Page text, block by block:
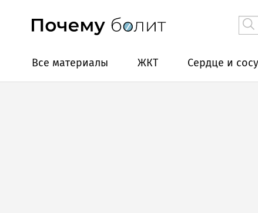
Все материалы ЖКТ Сердце и